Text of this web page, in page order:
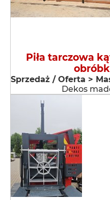
Piła tarczowa
Sprzedaż / Oferta >
Dekos